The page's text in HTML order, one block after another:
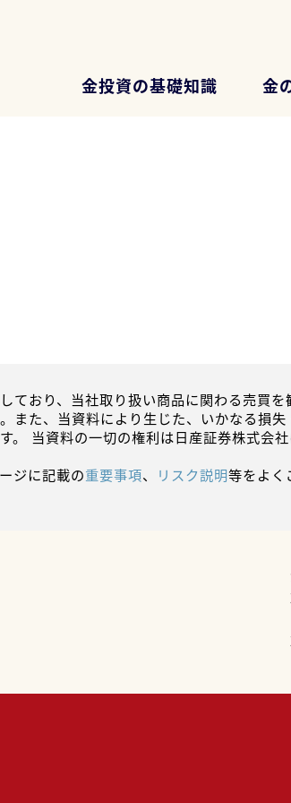
金投資の基礎知識 金
ており、当社取り扱い商品に関わる売買
また、当資料により生じた、いかなる損
。 当資料の一切の権利は日産証券株式会
ジに記載の重要事項、 リスク説明等をよく